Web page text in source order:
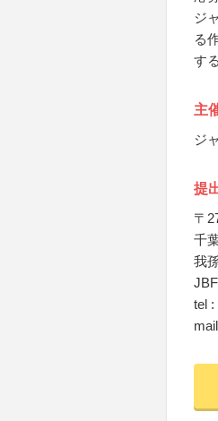
ジ
る
す
主
ジ
提
〒
千
我
tel :